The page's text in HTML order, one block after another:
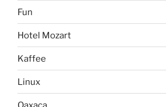
Fun
Hotel Mozart
Kaffee
Linux